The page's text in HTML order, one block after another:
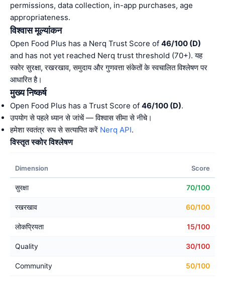
permissions, data collection, in-app purchases, age
appropriateness.
विश्वास मूल्यांकन
Open Food Plus has a Nerq Trust Score of 46/100 (D)
and has not yet reached Nerq trust threshold (70+). यह
स्कोर सुरक्षा, रखरखाव, समुदाय और गुणवत्ता संकेतों के स्वचालित विश्लेषण पर
आधारित है।
मुख्य निष्कर्ष
Open Food Plus has a Trust Score of 46/100 (D).
उपयोग से पहले ध्यान से जांचें — विश्वास सीमा से नीचे।
हमेशा स्वतंत्र रूप से सत्यापित करें Nerq API.
विस्तृत स्कोर विश्लेषण
Dimension Score
सुरक्षा 70/100
रखरखाव 60/100
लोकप्रियता 15/100
Quality 30/100
Community 50/100